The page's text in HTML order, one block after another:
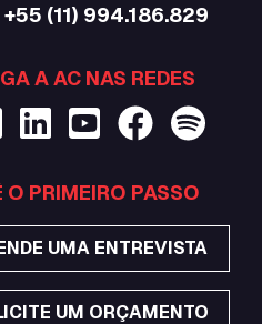
+55 (11) 994.186.829
A AC NAS REDES
O PRIMEIRO PASSO
UMA ENTREVISTA
UM ORÇAMENTO